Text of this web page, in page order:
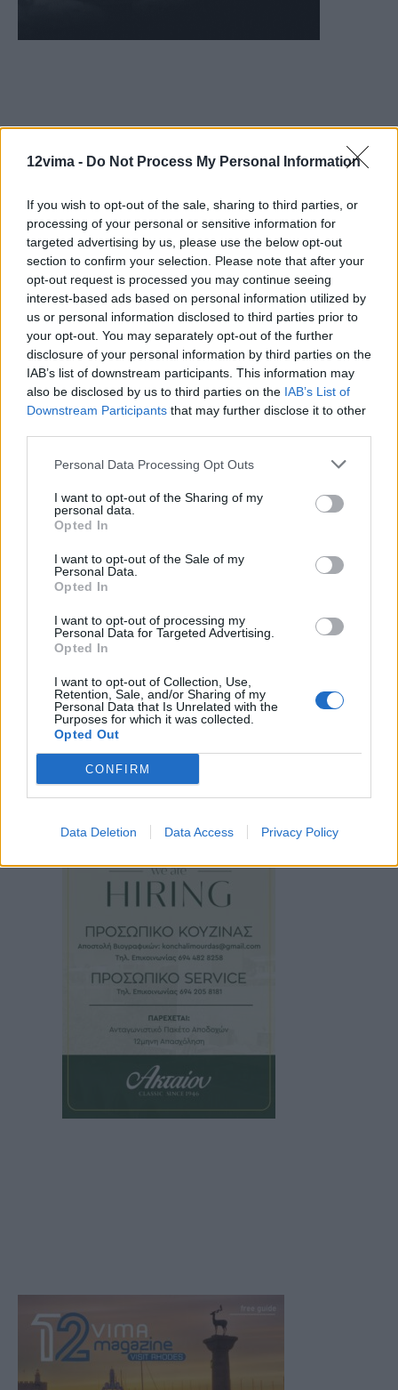
12vima - Do Not Process My Personal Information
If you wish to opt-out of the sale, sharing to third parties, or
processing of your personal or sensitive information for
targeted advertising by us, please use the below opt-out
section to confirm your selection. Please note that after your
opt-out request is processed you may continue seeing
interest-based ads based on personal information utilized by
us or personal information disclosed to third parties prior to
your opt-out. You may separately opt-out of the further
disclosure of your personal information by third parties on the
IAB’s list of downstream participants. This information may
also be disclosed by us to third parties on the IAB’s List of
Downstream Participants that may further disclose it to other
Personal Data Processing Opt Outs
I want to opt-out of the Sharing of my
personal data.
Opted In
I want to opt-out of the Sale of my
Personal Data.
Opted In
I want to opt-out of processing my
Personal Data for Targeted Advertising.
Opted In
I want to opt-out of Collection, Use,
Retention, Sale, and/or Sharing of my
Personal Data that Is Unrelated with the
Purposes for which it was collected.
Opted Out
CONFIRM
Data Deletion Data Access Privacy Policy